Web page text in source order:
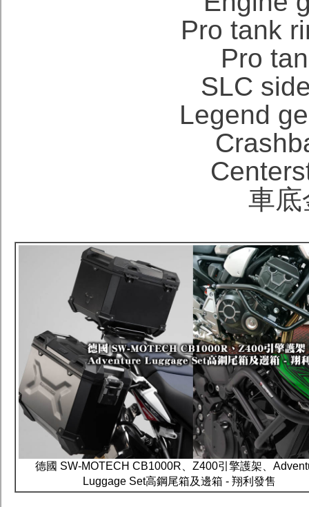
Pro tank
Pro
SLC
Legend
車底
德國 SW-MOTECH CB1000R、Z400引擎護架、
Luggage Set高鋼尾箱及邊箱 - 翔利發售